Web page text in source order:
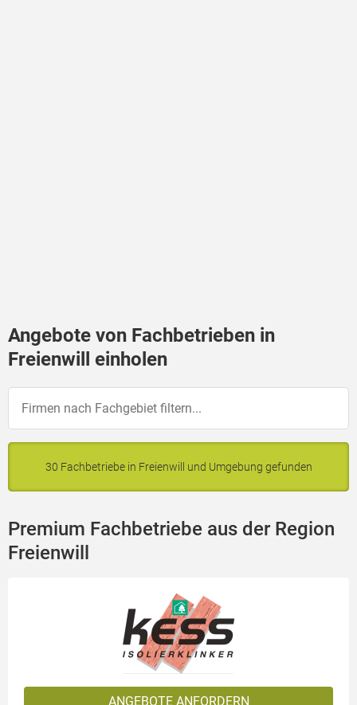
Angebote von Fachbetrieben in
Freienwill einholen
30 Fachbetriebe in Freienwill und Umgebung gefunden
Premium Fachbetriebe aus der Region
Freienwill
ANGEBOTE ANFORDERN